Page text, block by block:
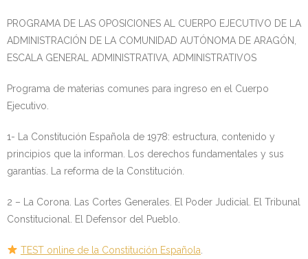
Castilla-La Mancha – Libre – 2025
- - OPOSICIÓN Celador SESCAM – Libre – 2025
- - OPOSICIÓN Enfermero SESCAM – Libre – 2025
Castilla La – Mancha, turno libre – 2025
- Comun. Madrid
- - TEST de Auxiliar Administrativo Comunidad de
Madrid 2026
- - TEST de Administrativo Comunidad de Madrid 2026
PROGRAMA DE LAS OPOSICIONES AL CUERPO EJECUTIVO DE LA
ADMINISTRACIÓN DE LA COMUNIDAD AUTÓNOMA DE ARAGÓN,
ESCALA GENERAL ADMINISTRATIVA, ADMINISTRATIVOS
Programa de materias comunes para ingreso en el Cuerpo
Ejecutivo.
1- La Constitución Española de 1978: estructura, contenido y
principios que la informan. Los derechos fundamentales y sus
garantías. La reforma de la Constitución.
2 – La Corona. Las Cortes Generales. El Poder Judicial. El Tribunal
Constitucional. El Defensor del Pueblo.
TEST online de la Constitución Española